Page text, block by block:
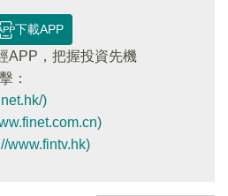
下載APP
APP，把握投資先機
：
)
www.fintv.hk)